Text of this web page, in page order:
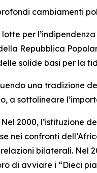
cambiamenti
per
Repubblica
solide basi per la
una tradizione
a sottolineare
2000, l’istituzione
nei confronti
bilaterali. Nel
di avviare i “Dieci